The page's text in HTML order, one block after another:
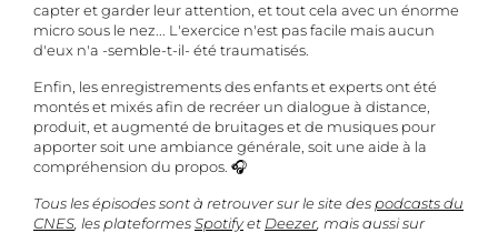
capter et garder leur attention, et tout cela avec un énorme
micro sous le nez... L'exercice n'est pas facile mais aucun
d'eux n'a -semble-t-il- été traumatisés.
Enfin, les enregistrements des enfants et experts ont été
montés et mixés afin de recréer un dialogue à distance,
produit, et augmenté de bruitages et de musiques pour
apporter soit une ambiance générale, soit une aide à la
compréhension du propos. 🎧
Tous les épisodes sont à retrouver sur le site des podcasts du
CNES , les plateformesSpotifyet Deezer, mais aussi sur